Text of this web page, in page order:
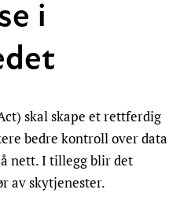
i
skal skape et rettferdig
bedre kontroll over data
nett. I tillegg blir det
av skytjenester.